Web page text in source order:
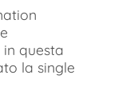
questa
la single